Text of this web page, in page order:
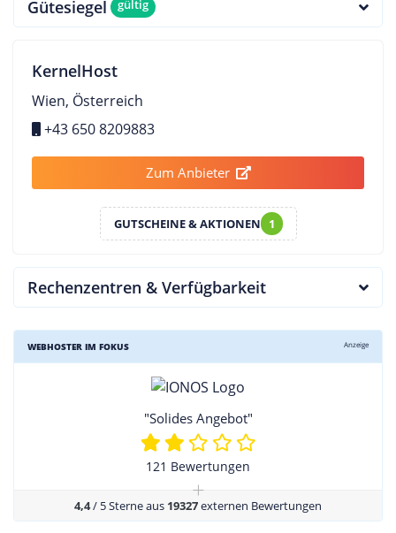
Gütesiegel gültig
KernelHost
Wien, Österreich
+43 650 8209883
Zum Anbieter
GUTSCHEINE & AKTIONEN 1
Rechenzentren & Verfügbarkeit
WEBHOSTER IM FOKUS Anzeige
"Solides Angebot"
121 Bewertungen
+
4,4/ 5 Sterne aus 19327externen Bewertungen